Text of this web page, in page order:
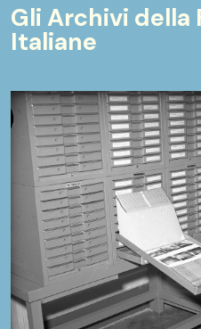
Gli Archivi della
Italiane